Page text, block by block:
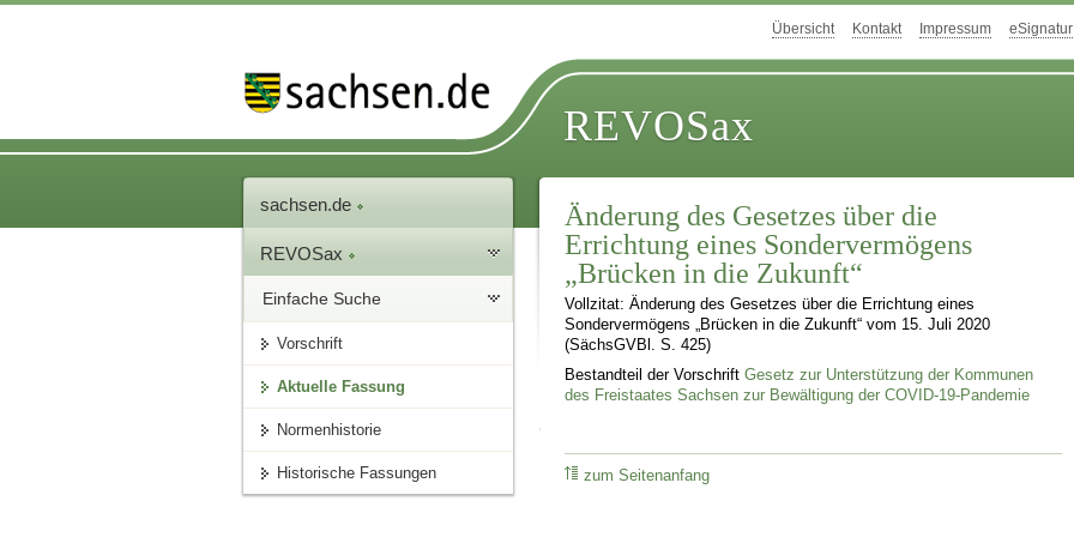
Übersicht Kontakt Impressum eSignatur
REVOSax
sachsen.de
REVOSax
Einfache Suche
Vorschrift
Aktuelle Fassung
Normenhistorie
Historische Fassungen
Änderung des Gesetzes über die
Errichtung eines Sondervermögens
„Brücken in die Zukunft“
Vollzitat: Änderung des Gesetzes über die Errichtung eines
Sondervermögens „Brücken in die Zukunft“ vom 15. Juli 2020
(SächsGVBl. S. 425)
Bestandteil der VorschriftGesetz zur Unterstützung der Kommunen
des Freistaates Sachsen zur Bewältigung der COVID-19-Pandemie
zum Seitenanfang